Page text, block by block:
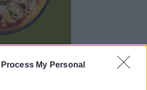
My Personal